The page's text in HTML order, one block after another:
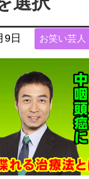
9日 お笑い芸人